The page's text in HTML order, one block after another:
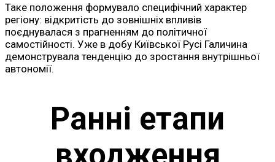
Таке положення формувало специфічний характер
регіону: відкритість до зовнішніх впливів
поєднувалася з прагненням до політичної
самостійності. Уже в добу Київської Русі Галичина
демонструвала тенденцію до зростання внутрішньої
автономії.
Ранні етапи